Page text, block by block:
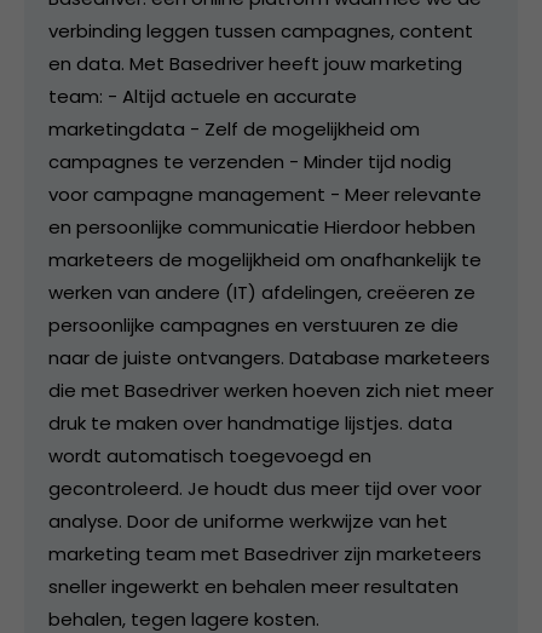
verbinding leggen tussen campagnes, content
en data. Met Basedriver heeft jouw marketing
team: - Altijd actuele en accurate
marketingdata - Zelf de mogelijkheid om
campagnes te verzenden - Minder tijd nodig
voor campagne management - Meer relevante
en persoonlijke communicatie Hierdoor hebben
marketeers de mogelijkheid om onafhankelijk te
werken van andere (IT) afdelingen, creëeren ze
persoonlijke campagnes en verstuuren ze die
naar de juiste ontvangers. Database marketeers
die met Basedriver werken hoeven zich niet meer
druk te maken over handmatige lijstjes. data
wordt automatisch toegevoegd en
gecontroleerd. Je houdt dus meer tijd over voor
analyse. Door de uniforme werkwijze van het
marketing team met Basedriver zijn marketeers
sneller ingewerkt en behalen meer resultaten
behalen, tegen lagere kosten.